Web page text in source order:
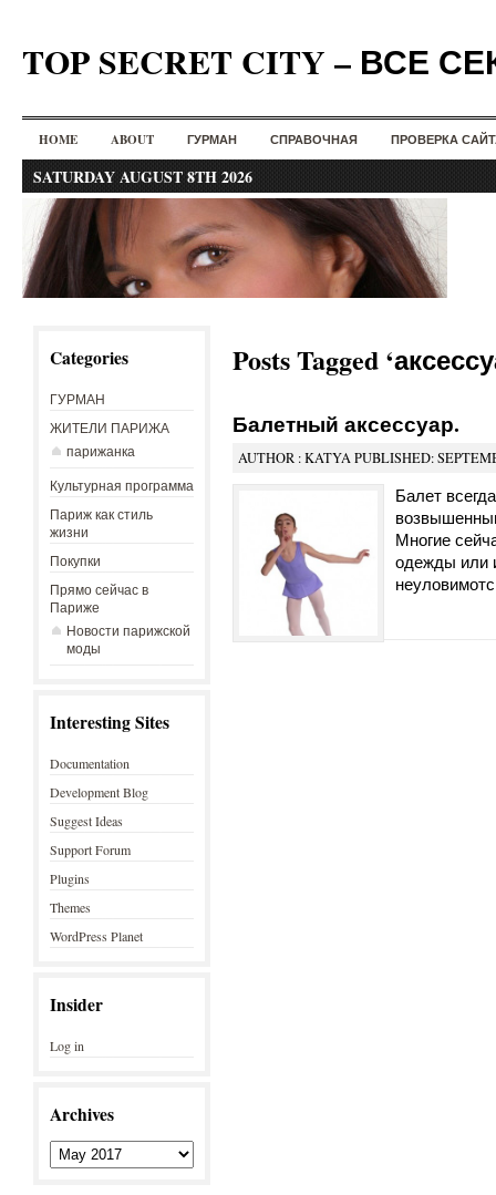
TOP SECRET CITY – ВСЕ
HOME ABOUT ГУРМАН СПРАВОЧНАЯ ПРОВЕРКА
SATURDAY AUGUST 8TH 2026
Categories
ГУРМАН
ЖИТЕЛИ ПАРИЖА
парижанка
Культурная программа
Париж как стиль
жизни
Покупки
Прямо сейчас в
Париже
Новости парижской
моды
Interesting Sites
Documentation
Development Blog
Suggest Ideas
Support Forum
Plugins
Themes
WordPress Planet
Insider
Log in
Archives
Posts Tagged
Балетный аксессуар.
AUTHOR : KATYA PUBLISHED:
Балет
Многие
одежды или